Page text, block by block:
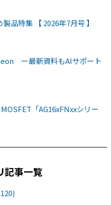
品特集 【 2026年7月号 】
ー最新資料もAIサポート
「AG16xFNxxシリー
記事一覧